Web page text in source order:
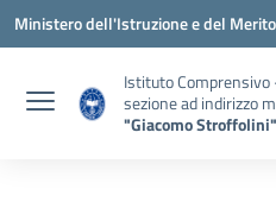
Vai ai contenuti
Vai al menu di navigazione
Vai al footer
Ministero dell'Istruzione e del Merito
Istituto Comprensivo
sezione ad indirizzo
"Giacomo Stroffolini"